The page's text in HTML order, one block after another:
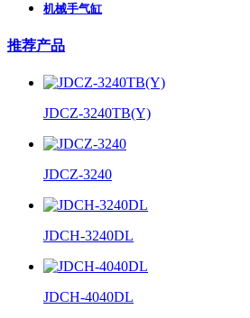
机械手气缸
推荐产品
JDCZ-3240TB(Y)
JDCZ-3240
JDCH-3240DL
JDCH-4040DL